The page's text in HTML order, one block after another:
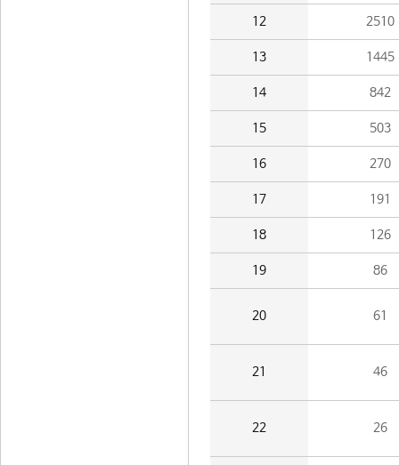
12 2510
13 1445
14 842
15 503
16 270
17 191
18 126
19 86
20 61
21 46
22 26